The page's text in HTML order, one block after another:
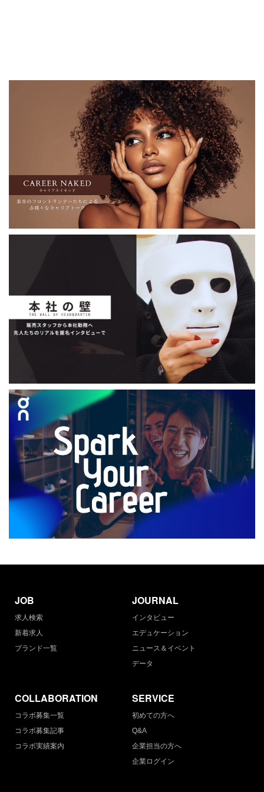
JOB
求人検索
新着求人
ブランド一覧
JOURNAL
インタビュー
エデュケーション
ニュース＆イベント
データ
COLLABORATION
コラボ募集一覧
コラボ募集記事
コラボ実績案内
SERVICE
初めての方へ
Q&A
企業担当の方へ
企業ログイン